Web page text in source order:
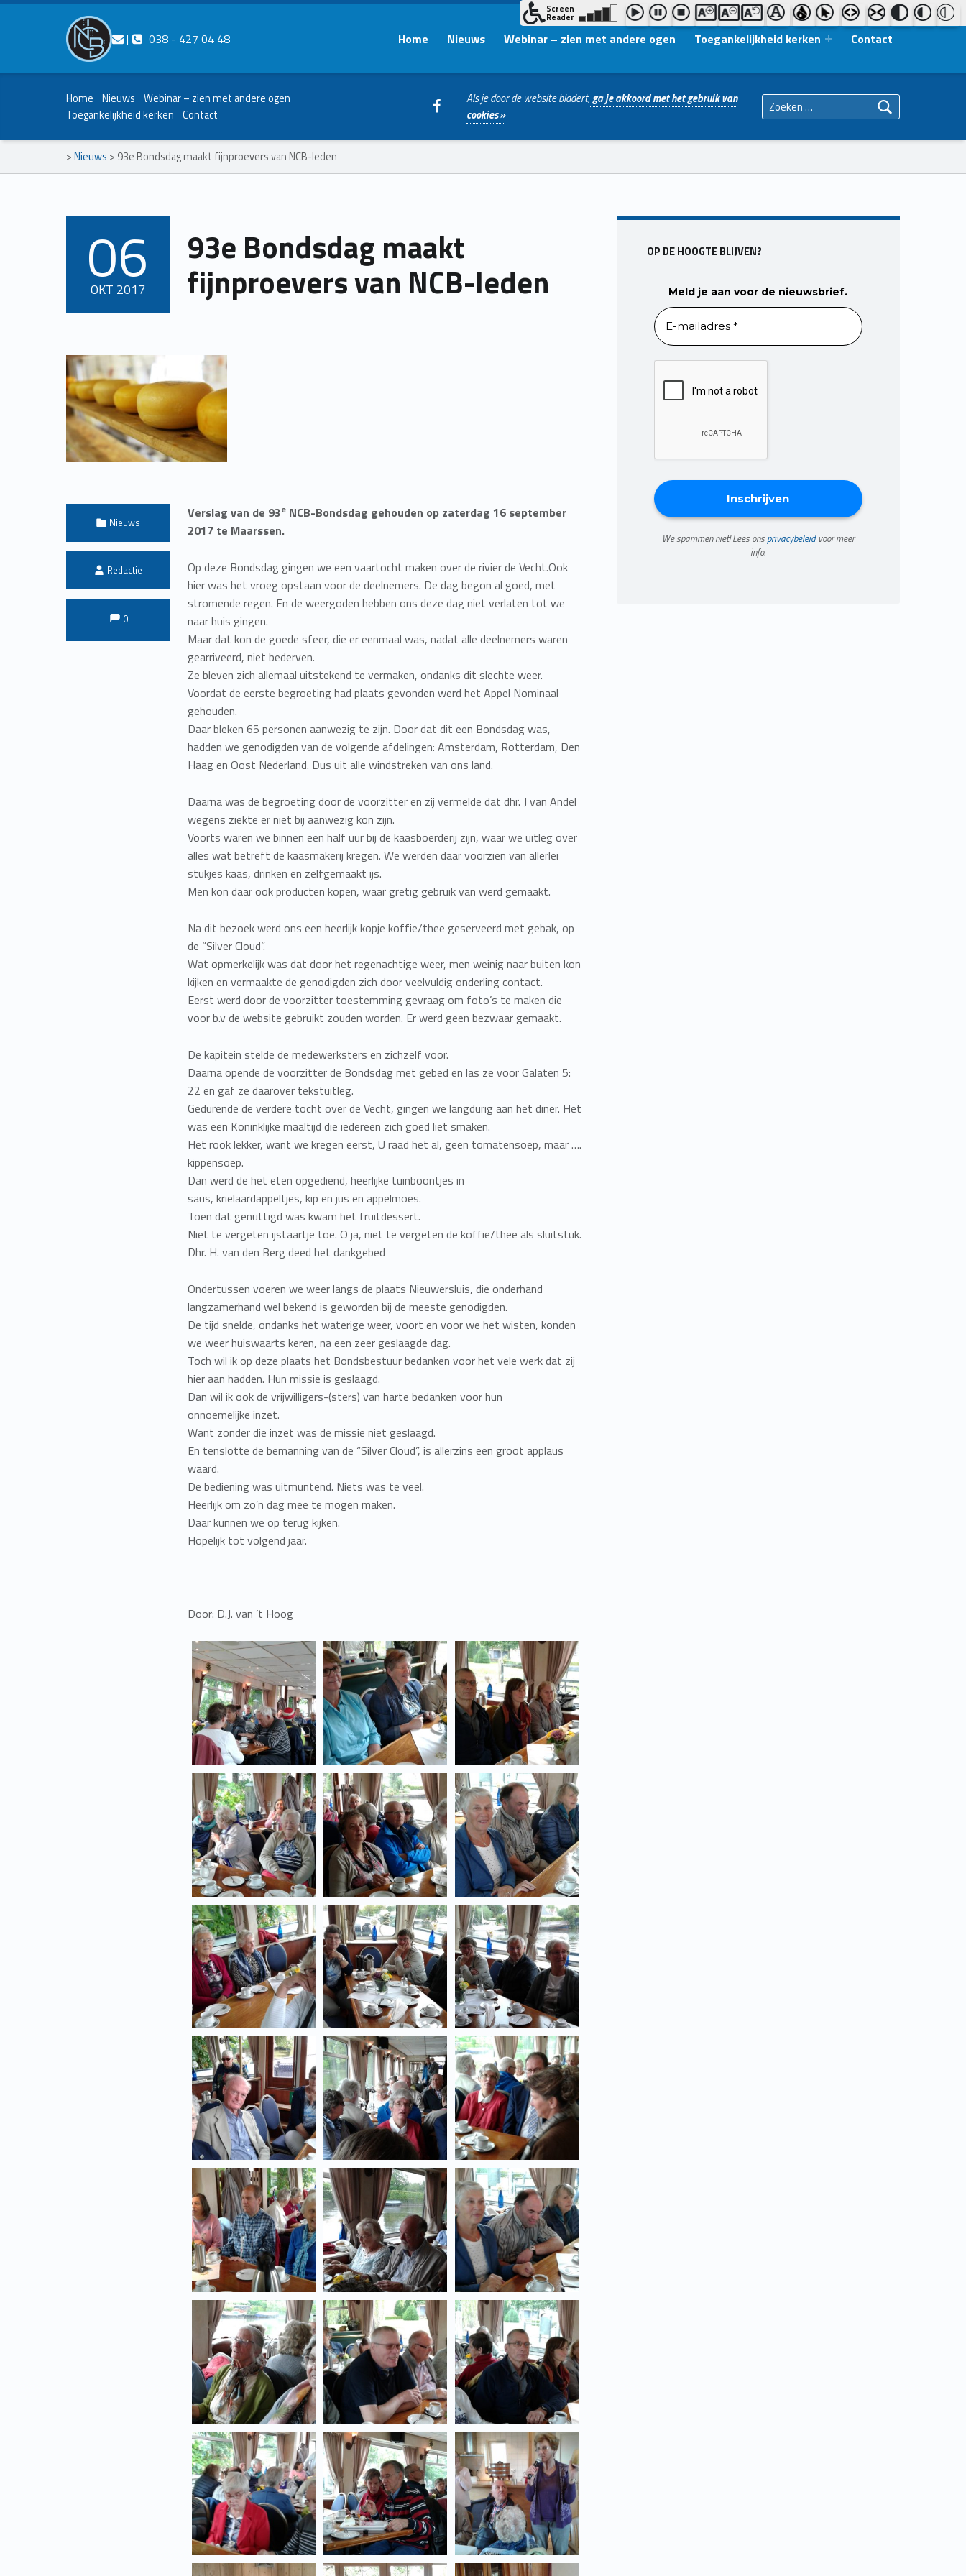
Contact ons
| 038 - 427 04 48 Home Nieuws Webinar – zien met andere ogen Toegankelijkheid kerken Contact
Home Nieuws Webinar – zien met andere ogen
Toegankelijkheid kerken Contact
WebMan on FacebookAls je door de website bladert,ga je akkoord met het gebruik van
cookies »
>Nieuws > 93e Bondsdag maakt fijnproevers van NCB-leden
93e Bondsdag maakt
fijnproevers van NCB-leden
POSTED ON:
06
OKT 2017
Verslag van de 93e NCB-Bondsdag gehouden op zaterdag 16 september
2017 te Maarssen.
Op deze Bondsdag gingen we een vaartocht maken over de rivier de Vecht.Ook
hier was het vroeg opstaan voor de deelnemers. De dag begon al goed, met
stromende regen. En de weergoden hebben ons deze dag niet verlaten tot we
naar huis gingen.
Maar dat kon de goede sfeer, die er eenmaal was, nadat alle deelnemers waren
gearriveerd, niet bederven.
Ze bleven zich allemaal uitstekend te vermaken, ondanks dit slechte weer.
Voordat de eerste begroeting had plaats gevonden werd het Appel Nominaal
gehouden.
Daar bleken 65 personen aanwezig te zijn. Door dat dit een Bondsdag was,
hadden we genodigden van de volgende afdelingen: Amsterdam, Rotterdam, Den
Haag en Oost Nederland. Dus uit alle windstreken van ons land.
Daarna was de begroeting door de voorzitter en zij vermelde dat dhr. J van Andel
wegens ziekte er niet bij aanwezig kon zijn.
Voorts waren we binnen een half uur bij de kaasboerderij zijn, waar we uitleg over
alles wat betreft de kaasmakerij kregen. We werden daar voorzien van allerlei
stukjes kaas, drinken en zelfgemaakt ijs.
Men kon daar ook producten kopen, waar gretig gebruik van werd gemaakt.
Na dit bezoek werd ons een heerlijk kopje koffie/thee geserveerd met gebak, op
de “Silver Cloud”.
Wat opmerkelijk was dat door het regenachtige weer, men weinig naar buiten kon
kijken en vermaakte de genodigden zich door veelvuldig onderling contact.
Eerst werd door de voorzitter toestemming gevraag om foto’s te maken die
voor b.v de website gebruikt zouden worden. Er werd geen bezwaar gemaakt.
De kapitein stelde de medewerksters en zichzelf voor.
Daarna opende de voorzitter de Bondsdag met gebed en las ze voor Galaten 5:
22 en gaf ze daarover tekstuitleg.
Gedurende de verdere tocht over de Vecht, gingen we langdurig aan het diner. Het
was een Koninklijke maaltijd die iedereen zich goed liet smaken.
Het rook lekker, want we kregen eerst, U raad het al, geen tomatensoep, maar ….
kippensoep.
Dan werd de het eten opgediend, heerlijke tuinboontjes in
saus, krielaardappeltjes, kip en jus en appelmoes.
Toen dat genuttigd was kwam het fruitdessert.
Niet te vergeten ijstaartje toe. O ja, niet te vergeten de koffie/thee als sluitstuk.
Dhr. H. van den Berg deed het dankgebed
Ondertussen voeren we weer langs de plaats Nieuwersluis, die onderhand
langzamerhand wel bekend is geworden bij de meeste genodigden.
De tijd snelde, ondanks het waterige weer, voort en voor we het wisten, konden
we weer huiswaarts keren, na een zeer geslaagde dag.
Toch wil ik op deze plaats het Bondsbestuur bedanken voor het vele werk dat zij
hier aan hadden. Hun missie is geslaagd.
Dan wil ik ook de vrijwilligers-(sters) van harte bedanken voor hun
onnoemelijke inzet.
Want zonder die inzet was de missie niet geslaagd.
En tenslotte de bemanning van de “Silver Cloud”, is allerzins een groot applaus
waard.
De bediening was uitmuntend. Niets was te veel.
Heerlijk om zo’n dag mee te mogen maken.
Daar kunnen we op terug kijken.
Hopelijk tot volgend jaar.
Door: D.J. van ’t Hoog
Categorized in:
Nieuws
Written by:
Redactie
Comments:
Comments:
0
OP DE HOOGTE BLIJVEN?
Meld je aan voor de nieuwsbrief.
We spammen niet! Lees onsprivacybeleidvoor meer
info.